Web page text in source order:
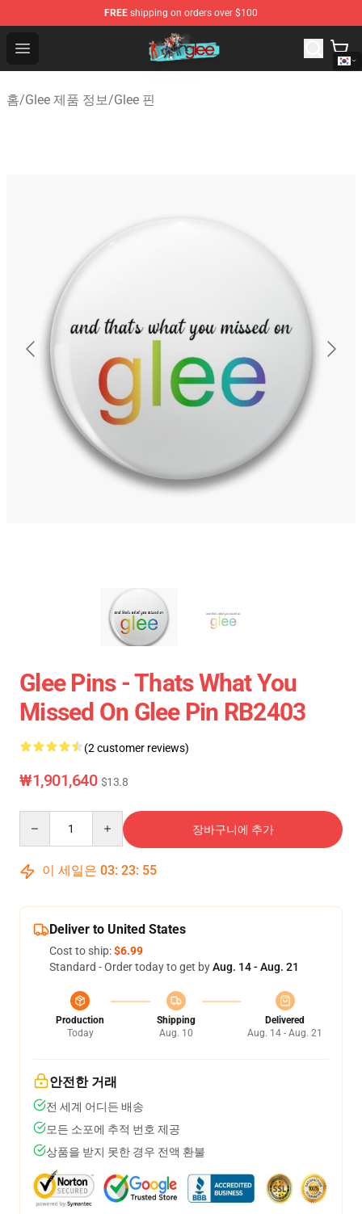
FREE shipping on orders over $100
Open menu
Glee Store - Official Glee Merchandise Shop
홈/Glee 제품 정보/Glee 핀
Glee Pins - Thats What You
Missed On Glee Pin RB2403
(2 customer reviews)
₩1,901,640 $13.8
장바구니에 추가
이 세일은 03: 23: 54
Deliver to United States
Cost to ship:$6.99
Standard - Order today to get byAug. 14 - Aug. 21
Production
Today
Shipping
Aug. 10
Delivered
Aug. 14 - Aug. 21
안전한 거래
전 세계 어디든 배송
모든 소포에 추적 번호 제공
상품을 받지 못한 경우 전액 환불